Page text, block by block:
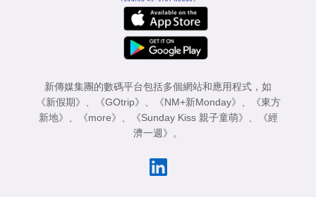
新傳媒集團的數碼平台包括多個網站和應用程式，如
《新假期》
《GOtrip》 《NM+新Monday》
《東方
新地》
《more》 《Sunday Kiss 親子童萌》
《經
濟一週》
。